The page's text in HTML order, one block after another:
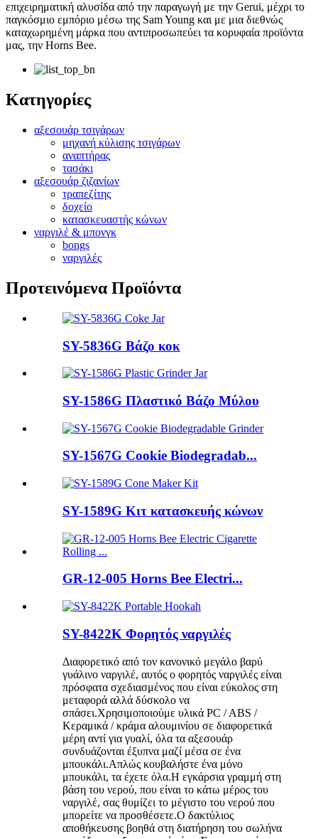
επιχειρηματική αλυσίδα από την παραγωγή με την Gerui, μέχρι το
παγκόσμιο εμπόριο μέσω της Sam Young και με μια διεθνώς
καταχωρημένη μάρκα που αντιπροσωπεύει τα κορυφαία προϊόντα
μας, την Horns Bee.
Κατηγορίες
αξεσουάρ τσιγάρων
μηχανή κύλισης τσιγάρων
αναπτήρας
τασάκι
αξεσουάρ ζιζανίων
τραπεζίτης
δοχείο
κατασκευαστής κώνων
ναργιλέ & μπονγκ
bongs
ναργιλές
Προτεινόμενα Προϊόντα
SY-5836G Βάζο κοκ
SY-1586G Πλαστικό Βάζο Μύλου
SY-1567G Cookie Biodegradab...
SY-1589G Κιτ κατασκευής κώνων
GR-12-005 Horns Bee Electri...
SY-8422K Φορητός ναργιλές
Διαφορετικό από τον κανονικό μεγάλο βαρύ
γυάλινο ναργιλέ, αυτός ο φορητός ναργιλές είναι
πρόσφατα σχεδιασμένος που είναι εύκολος στη
μεταφορά αλλά δύσκολο να
σπάσει.Χρησιμοποιούμε υλικά PC / ABS /
Κεραμικά / κράμα αλουμινίου σε διαφορετικά
μέρη αντί για γυαλί, όλα τα αξεσουάρ
συνδυάζονται έξυπνα μαζί μέσα σε ένα
μπουκάλι.Απλώς κουβαλήστε ένα μόνο
μπουκάλι, τα έχετε όλα.Η εγκάρσια γραμμή στη
βάση του νερού, που είναι το κάτω μέρος του
ναργιλέ, σας θυμίζει το μέγιστο του νερού που
μπορείτε να προσθέσετε.Ο δακτύλιος
αποθήκευσης βοηθά στη διατήρηση του σωλήνα